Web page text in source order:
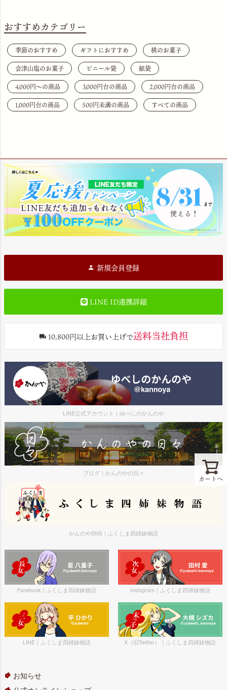
カートへ
おすすめカテゴリー
季節のおすすめ ギフトにおすすめ
桃のお菓子
会津山塩のお菓子
ビニール袋
紙袋
4,000円〜の商品
3,000円台の商品
2,000円台の商品
1,000円台の商品
500円未満の商品 すべての商品
新規会員登録
LINE ID連携詳細
10,800円以上お買い上げで送料当社負担
LINE公式アカウント｜ゆべしのかんのや
ブログ｜かんのやの日々
かんのやSNS｜ふくしま四姉妹物語
Facebook｜ふくしま四姉妹物語 Instagram｜ふくしま四姉妹物語
LINE｜ふくしま四姉妹物語 X（旧Twitter）｜ふくしま四姉妹物語
お知らせ